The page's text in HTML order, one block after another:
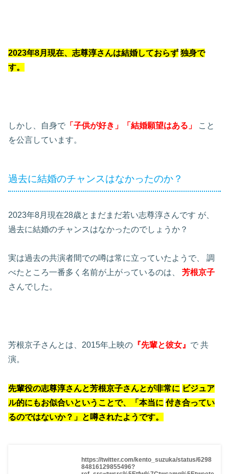
2023年8月現在、志尊淳さんは結婚しておらず 独身で
す。
しかし、自身で 「子供が好き」 「結婚願望はある」
こと
を公言しています。
過去に結婚のチャンスはなかったのか？
2023年8月現在28歳とまだまだ若い志尊淳さんです が、
過去に結婚のチャンスはなかったのでしょうか？
実は過去の共演者間での噂は常に立っていたようで、
調
べたところ一番多く名前が上がっているのは、
芳根京子
さんでした。
芳根京子さんとは、2015年上映の 『先輩と彼女』 で 共
演。
先輩役の志尊淳さんと芳根京子さんとが非常に ビジュア
ル的にもお似合いということで、「本当に 付き合ってい
るのではないか？」と噂されたようです。
https://twitter.com/kento_suzuka/status/6298
84816129855496?